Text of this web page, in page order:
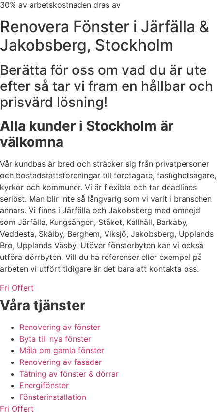
30% av arbetskostnaden dras av
Renovera Fönster i Järfälla &
Jakobsberg, Stockholm
Berätta för oss om vad du är ute
efter så tar vi fram en hållbar och
prisvärd lösning!
Alla kunder i Stockholm är
välkomna
Vår kundbas är bred och sträcker sig från privatpersoner
och bostadsrättsföreningar till företagare, fastighetsägare,
kyrkor och kommuner. Vi är flexibla och tar deadlines
seriöst. Man blir inte så långvarig som vi varit i branschen
annars. Vi finns i Järfälla och Jakobsberg med omnejd
som Järfälla, Kungsängen, Stäket, Kallhäll, Barkaby,
Veddesta, Skälby, Berghem, Viksjö, Jakobsberg, Upplands
Bro, Upplands Väsby. Utöver fönsterbyten kan vi också
utföra dörrbyten. Vill du ha referenser eller exempel på
arbeten vi utfört tidigare är det bara att kontakta oss.
Fri Offert
Våra tjänster
Renovering av fönster
Byta till nya fönster
Måla om gamla fönster
Renovering av fasader
Tätning av fönster & dörrar
Energifönster
Fönsterinstallation
Fri Offert